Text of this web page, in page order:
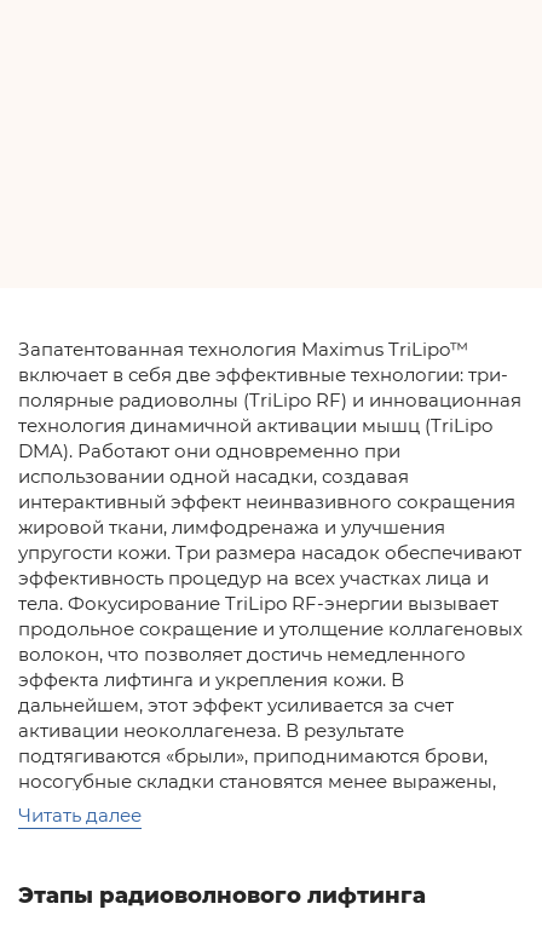
Запатентованная технология Maximus TriLipo™
включает в себя две эффективные технологии: три-
полярные радиоволны (TriLipo RF) и инновационная
технология динамичной активации мышц (TriLipo
DMA). Работают они одновременно при
использовании одной насадки, создавая
интерактивный эффект неинвазивного сокращения
жировой ткани, лимфодренажа и улучшения
упругости кожи. Три размера насадок обеспечивают
эффективность процедур на всех участках лица и
тела. Фокусирование TriLipo RF-энергии вызывает
продольное сокращение и утолщение коллагеновых
волокон, что позволяет достичь немедленного
эффекта лифтинга и укрепления кожи. В
дальнейшем, этот эффект усиливается за счет
активации неоколлагенеза. В результате
подтягиваются «брыли», приподнимаются брови,
носогубные складки становятся менее выражены,
шрамы от акне и растяжки разглаживаются,
уменьшаются. Пропадает эффект апельсиновой
выравнивается цвет лица: тени под глазами
светлеют, желтый оттенок сменяется розовым.
Читать далее
Этапы радиоволнового лифтинга